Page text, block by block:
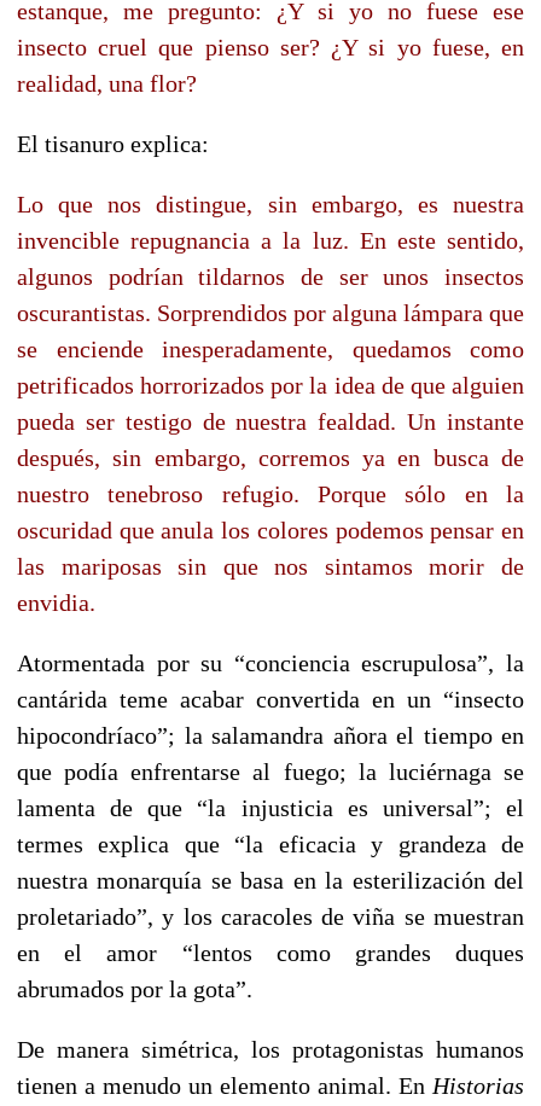
estanque, me pregunto: ¿Y si yo no fuese ese
insecto cruel que pienso ser? ¿Y si yo fuese, en
realidad, una flor?
El tisanuro explica:
Lo que nos distingue, sin embargo, es nuestra
invencible repugnancia a la luz. En este sentido,
algunos podrían tildarnos de ser unos insectos
oscurantistas. Sorprendidos por alguna lámpara que
se enciende inesperadamente, quedamos como
petrificados horrorizados por la idea de que alguien
pueda ser testigo de nuestra fealdad. Un instante
después, sin embargo, corremos ya en busca de
nuestro tenebroso refugio. Porque sólo en la
oscuridad que anula los colores podemos pensar en
las mariposas sin que nos sintamos morir de
envidia.
Atormentada por su “conciencia escrupulosa”, la
cantárida teme acabar convertida en un “insecto
hipocondríaco”; la salamandra añora el tiempo en
que podía enfrentarse al fuego; la luciérnaga se
lamenta de que “la injusticia es universal”; el
termes explica que “la eficacia y grandeza de
nuestra monarquía se basa en la esterilización del
proletariado”, y los caracoles de viña se muestran
en el amor “lentos como grandes duques
abrumados por la gota”.
De manera simétrica, los protagonistas humanos
tienen a menudo un elemento animal. En Historias